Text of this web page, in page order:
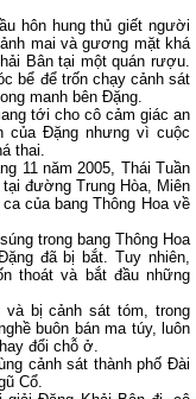
hôn hung thủ giết người
mai và gương mặt khá
Bân tại một quán rượu.
bể để trốn chạy cảnh sát
manh bên Đặng.
tới cho cô cảm giác an
của Đặng nhưng vì cuộc
thai.
11 năm 2005, Thái Tuần
đường Trung Hòa, Miên
của bang Thông Hoa về
trong bang Thông Hoa
đã bị bắt. Tuy nhiên,
thoát và bắt đầu những
bị cảnh sát tóm, trong
buôn bán ma túy, luôn
đổi chỗ ở.
cảnh sát thành phố Đài
Cổ.